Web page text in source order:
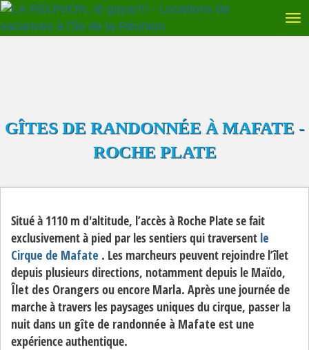
GÎTES DE RANDONNÉE À MAFATE -
ROCHE PLATE
Situé à 1110 m d'altitude, l’accès à Roche Plate se fait
exclusivement à pied par les sentiers qui traversent le
Cirque de Mafate . Les marcheurs peuvent rejoindre l’îlet
depuis plusieurs directions, notamment depuis le Maïdo,
Îlet des Orangers ou encore Marla. Après une journée de
marche à travers les paysages uniques du cirque, passer la
nuit dans un gîte de randonnée à Mafate est une
expérience authentique.